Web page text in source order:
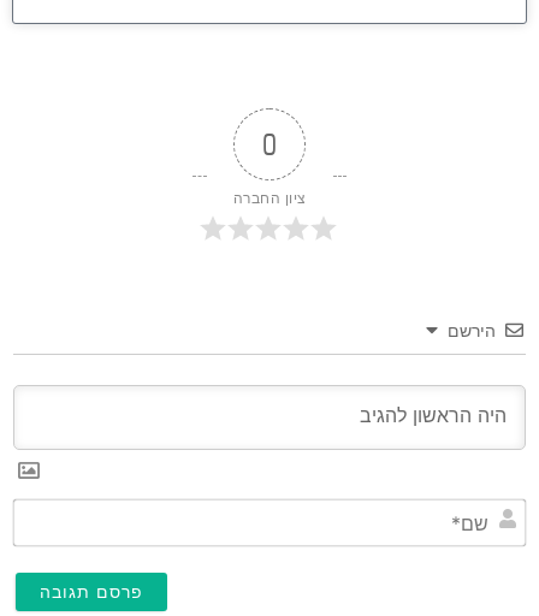
0
ציון החברה
הירשם